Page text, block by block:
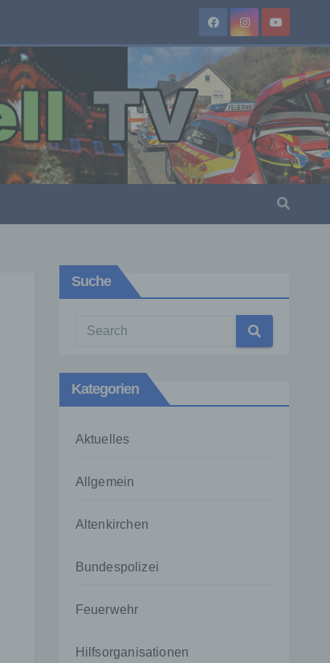
Suche
Kategorien
Aktuelles
Allgemein
Altenkirchen
Bundespolizei
Feuerwehr
Hilfsorganisationen